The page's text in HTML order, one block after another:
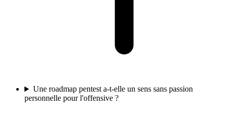
Une roadmap pentest a-t-elle un sens sans passion
personnelle pour l'offensive ?